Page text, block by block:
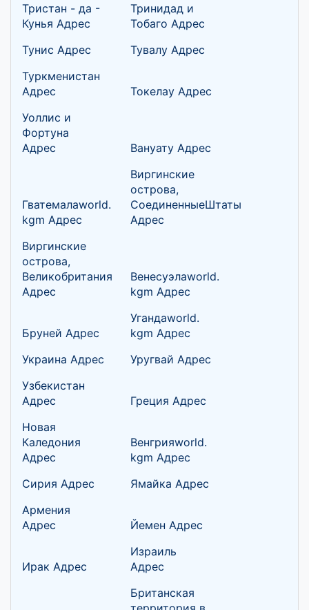
Тристан - да -
Кунья Адрес
Тринидад и
Тобаго Адрес
Тунис Адрес
Тувалу Адрес
Туркменистан
Адрес
Токелау Адрес
Уоллис и
Фортуна
Адрес
Вануату Адрес
Гватемалаworld.
kgm Адрес
Виргинские
острова,
СоединенныеШтаты
Адрес
Виргинские
острова,
Великобритания
Адрес
Венесуэлаworld.
kgm Адрес
Бруней Адрес
Угандаworld.
kgm Адрес
Украина Адрес
Уругвай Адрес
Узбекистан
Адрес
Греция Адрес
Новая
Каледония
Адрес
Венгрияworld.
kgm Адрес
Сирия Адрес
Ямайка Адрес
Армения
Адрес
Йемен Адрес
Ирак Адрес
Израиль
Адрес
Британская